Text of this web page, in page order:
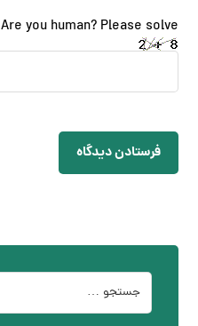
Are you human? Please solve:
فرستادن دیدگاه